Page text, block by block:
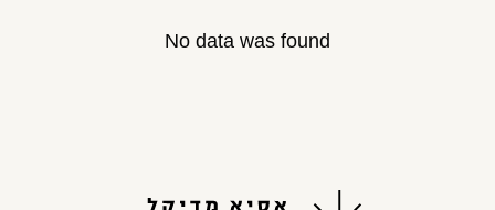
No data was found